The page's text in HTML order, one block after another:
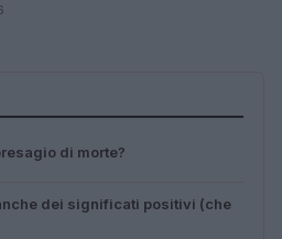
di morte?
dei significati positivi (che